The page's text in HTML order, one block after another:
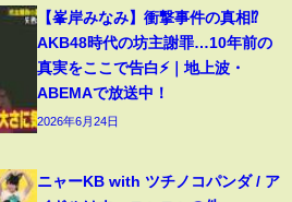
【峯岸みなみ】衝撃事件の真相⁉️
AKB48時代の坊主謝罪…10年前の
真実をここで告白⚡️｜地上波・
ABEMAで放送中！
2026年6月24日
ニャーKB with ツチノコパンダ / ア